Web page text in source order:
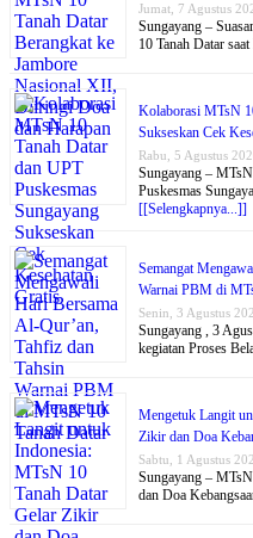
Jumat, 7 Agustus
Sungayang –
10 Tanah Datar
Kolaborasi MTsN
Sukseskan Cek
Rabu, 5 Agustus
Sungayang –
Puskesmas
[[Selengkapnya...]]
Semangat
Warnai PBM di
Senin, 3 Agustus
Sungayang , 3
kegiatan Proses
Mengetuk Langit
Zikir dan Doa
Sabtu, 1 Agustus
Sungayang –
dan Doa